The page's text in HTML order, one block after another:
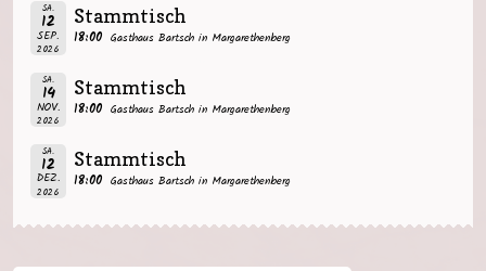
SA.
12
SEP.
2026
Stammtisch
18:00 Gasthaus Bartsch in Margarethenberg
SA.
14
NOV.
2026
Stammtisch
18:00 Gasthaus Bartsch in Margarethenberg
SA.
12
DEZ.
2026
Stammtisch
18:00 Gasthaus Bartsch in Margarethenberg